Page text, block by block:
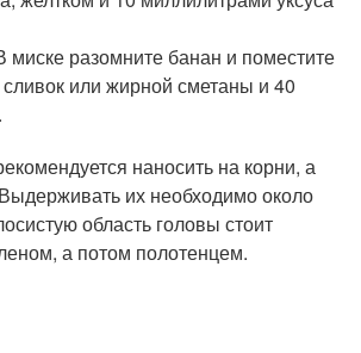
миске разомните банан и поместите
или жирной сметаны и 40
наносить на корни, а
их необходимо около
область головы стоит
а потом полотенцем.